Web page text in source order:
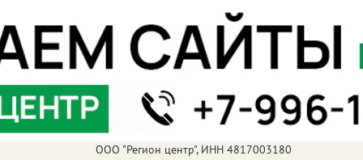
ООО "Регион центр", ИНН 4817003180